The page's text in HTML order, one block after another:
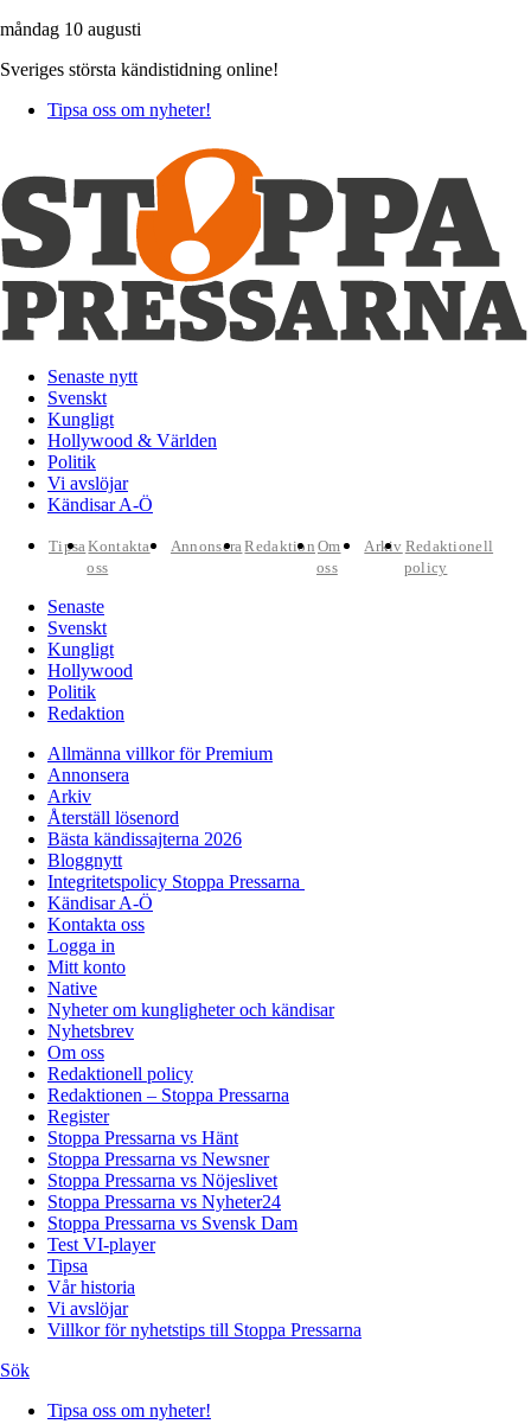
måndag 10 augusti
Sveriges största kändistidning online!
Tipsa oss om nyheter!
Senaste nytt
Svenskt
Kungligt
Hollywood & Världen
Politik
Vi avslöjar
Kändisar A-Ö
TipsaKontakta
oss
AnnonseraRedaktion Om
oss
Arkiv Redaktionell
policy
Senaste
Svenskt
Kungligt
Hollywood
Politik
Redaktion
Allmänna villkor för Premium
Annonsera
Arkiv
Återställ lösenord
Bästa kändissajterna 2026
Bloggnytt
Integritetspolicy Stoppa Pressarna
Kändisar A-Ö
Kontakta oss
Logga in
Mitt konto
Native
Nyheter om kungligheter och kändisar
Nyhetsbrev
Om oss
Redaktionell policy
Redaktionen – Stoppa Pressarna
Register
Stoppa Pressarna vs Hänt
Stoppa Pressarna vs Newsner
Stoppa Pressarna vs Nöjeslivet
Stoppa Pressarna vs Nyheter24
Stoppa Pressarna vs Svensk Dam
Test VI-player
Tipsa
Vår historia
Vi avslöjar
Villkor för nyhetstips till Stoppa Pressarna
Sök
Tipsa oss om nyheter!